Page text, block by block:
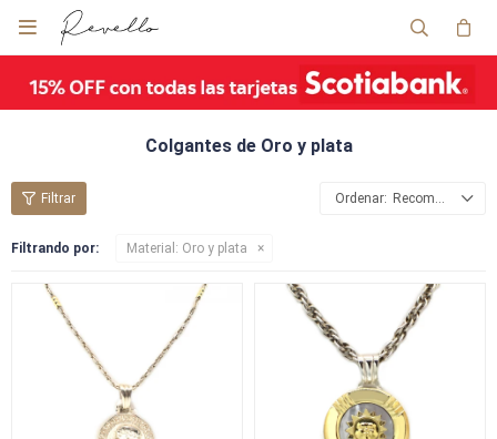

Colgantes de Oro y plata
Recomendados
Filtrando por: Material: Oro y plata